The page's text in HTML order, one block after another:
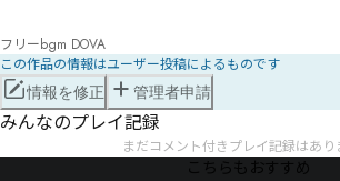
フリーbgm DOVA
この作品の情報はユーザー投稿によるものです
情報を修正 管理者申請
みんなのプレイ記録
まだコメント付きプレイ記録はあり
こちらもおすすめ